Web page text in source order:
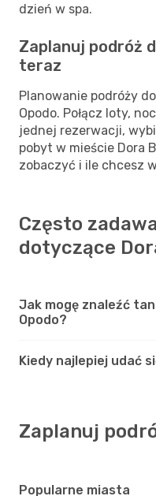
dzień w spa.
Zaplanuj podróż
teraz
Planowanie podróży
Opodo. Połącz loty,
jednej rezerwacji,
pobyt w mieście Dora
zobaczyć i ile chcesz
Często
dotyczące
Jak mogę znaleźć
Opodo?
Kiedy najlepiej udać
Zaplanuj
Popularne miasta